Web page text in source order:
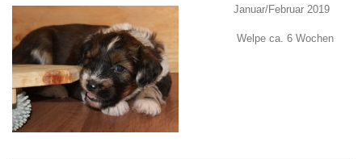
Januar/Februar 2019
Welpe ca. 6 Wochen